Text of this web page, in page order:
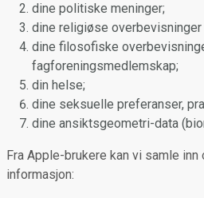
dine politiske meninger;
dine religiøse
dine filosofiske
fagforeningsmedlemskap;
din helse;
dine seksuelle preferanser,
dine ansiktsgeometri-data
Fra Apple-brukere kan vi samle
informasjon: